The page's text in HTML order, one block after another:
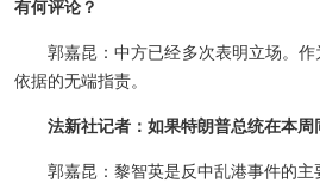
有何评论？
郭嘉昆：中方已经多次表明立场。
依据的无端指责。
法新社记者：如果特朗普总统在本
郭嘉昆：黎智英是反中乱港事件的